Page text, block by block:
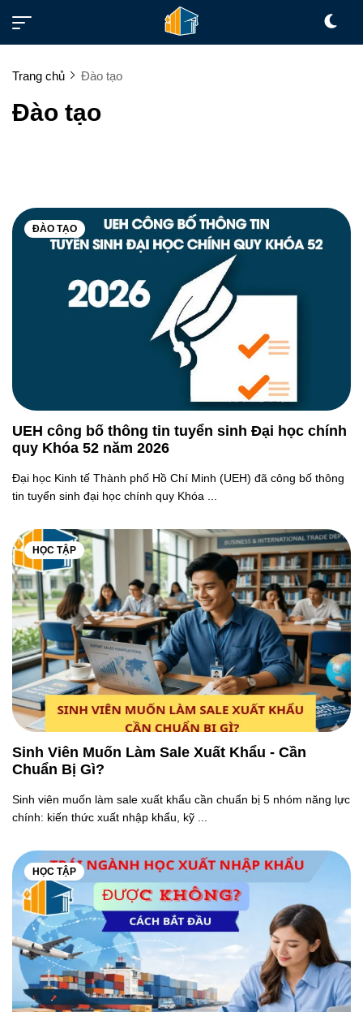
Trang chủ Đào tạo
Đào tạo
ĐÀO TẠO
UEH công bố thông tin tuyển sinh Đại học chính
quy Khóa 52 năm 2026
Đại học Kinh tế Thành phố Hồ Chí Minh (UEH) đã công bố thông
tin tuyển sinh đại học chính quy Khóa ...
HỌC TẬP
Sinh Viên Muốn Làm Sale Xuất Khẩu - Cần
Chuẩn Bị Gì?
Sinh viên muốn làm sale xuất khẩu cần chuẩn bị 5 nhóm năng lực
chính: kiến thức xuất nhập khẩu, kỹ ...
HỌC TẬP